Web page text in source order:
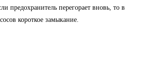
предохранитель перегорает вновь, то в
короткое замыкание.